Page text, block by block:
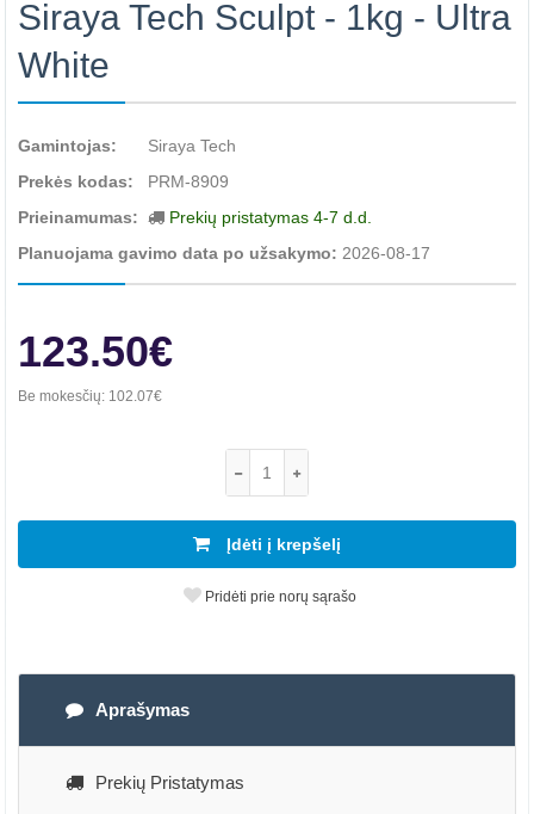
Siraya Tech Sculpt - 1kg - Ultra
White
Gamintojas:
Siraya Tech
Prekės kodas:
PRM-8909
Prieinamumas:
Prekių pristatymas 4-7 d.d.
Planuojama gavimo data po užsakymo: 2026-08-17
123.50€
Be mokesčių: 102.07€
Įdėti į krepšelį
Pridėti prie norų sąrašo
Aprašymas
Prekių Pristatymas